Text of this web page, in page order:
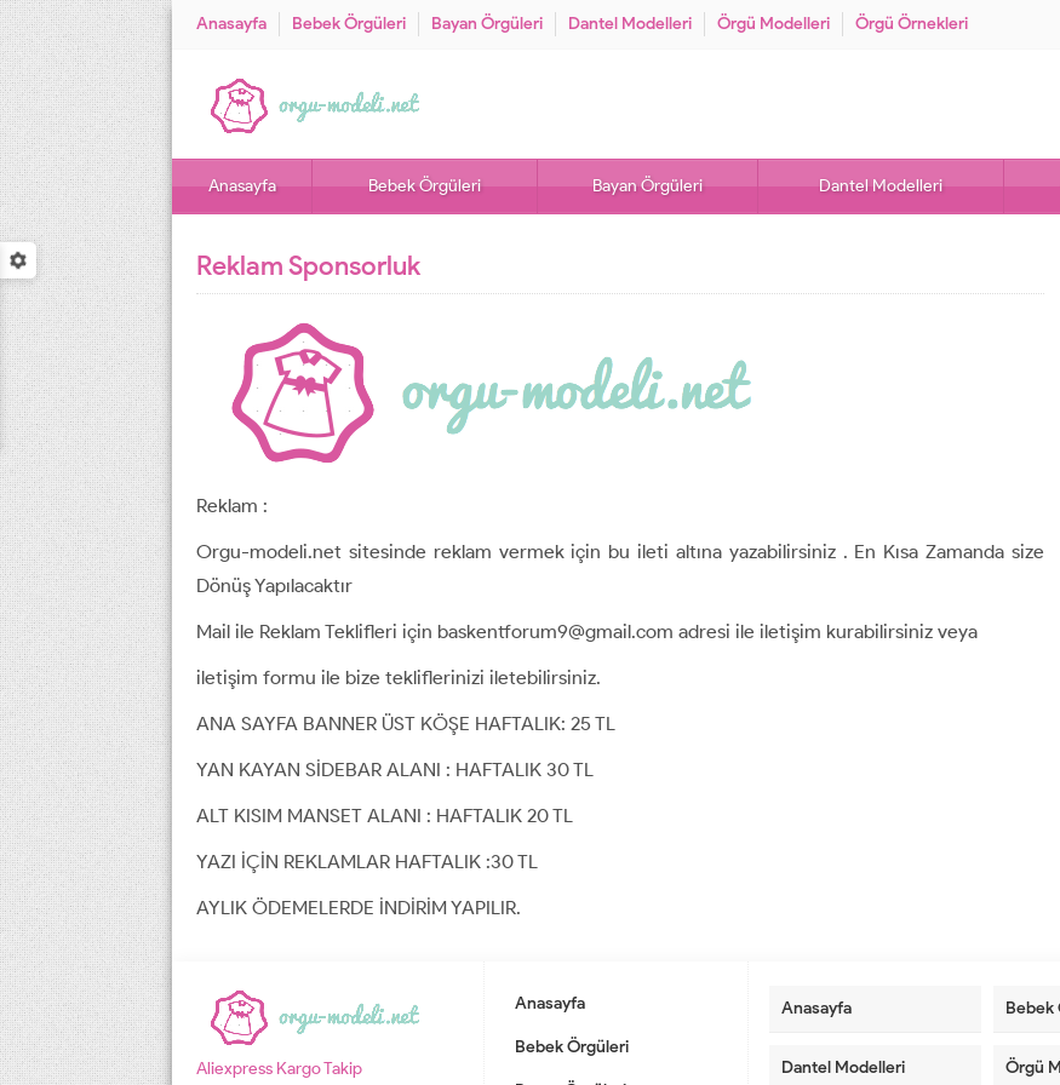
Anasayfa Bebek Örgüleri Bayan Örgüleri Dantel Modelleri Örgü Modelleri Örgü Örnekleri
Anasayfa Bebek Örgüleri Bayan Örgüleri Dantel Modelleri
Reklam Sponsorluk
Reklam :
Orgu-modeli.net sitesinde reklam vermek için bu ileti altına yazabilirsiniz . En Kısa Zamanda size
Dönüş Yapılacaktır
Mail ile Reklam Teklifleri için baskentforum9@gmail.com adresi ile iletişim kurabilirsiniz veya
iletişim formu ile bize tekliflerinizi iletebilirsiniz.
ANA SAYFA BANNER ÜST KÖŞE HAFTALIK: 25 TL
YAN KAYAN SİDEBAR ALANI : HAFTALIK 30 TL
ALT KISIM MANSET ALANI : HAFTALIK 20 TL
YAZI İÇİN REKLAMLAR HAFTALIK :30 TL
AYLIK ÖDEMELERDE İNDİRİM YAPILIR.
Aliexpress Kargo Takip
Anasayfa
Bebek Örgüleri
Anasayfa Bebek
Dantel Modelleri Örgü